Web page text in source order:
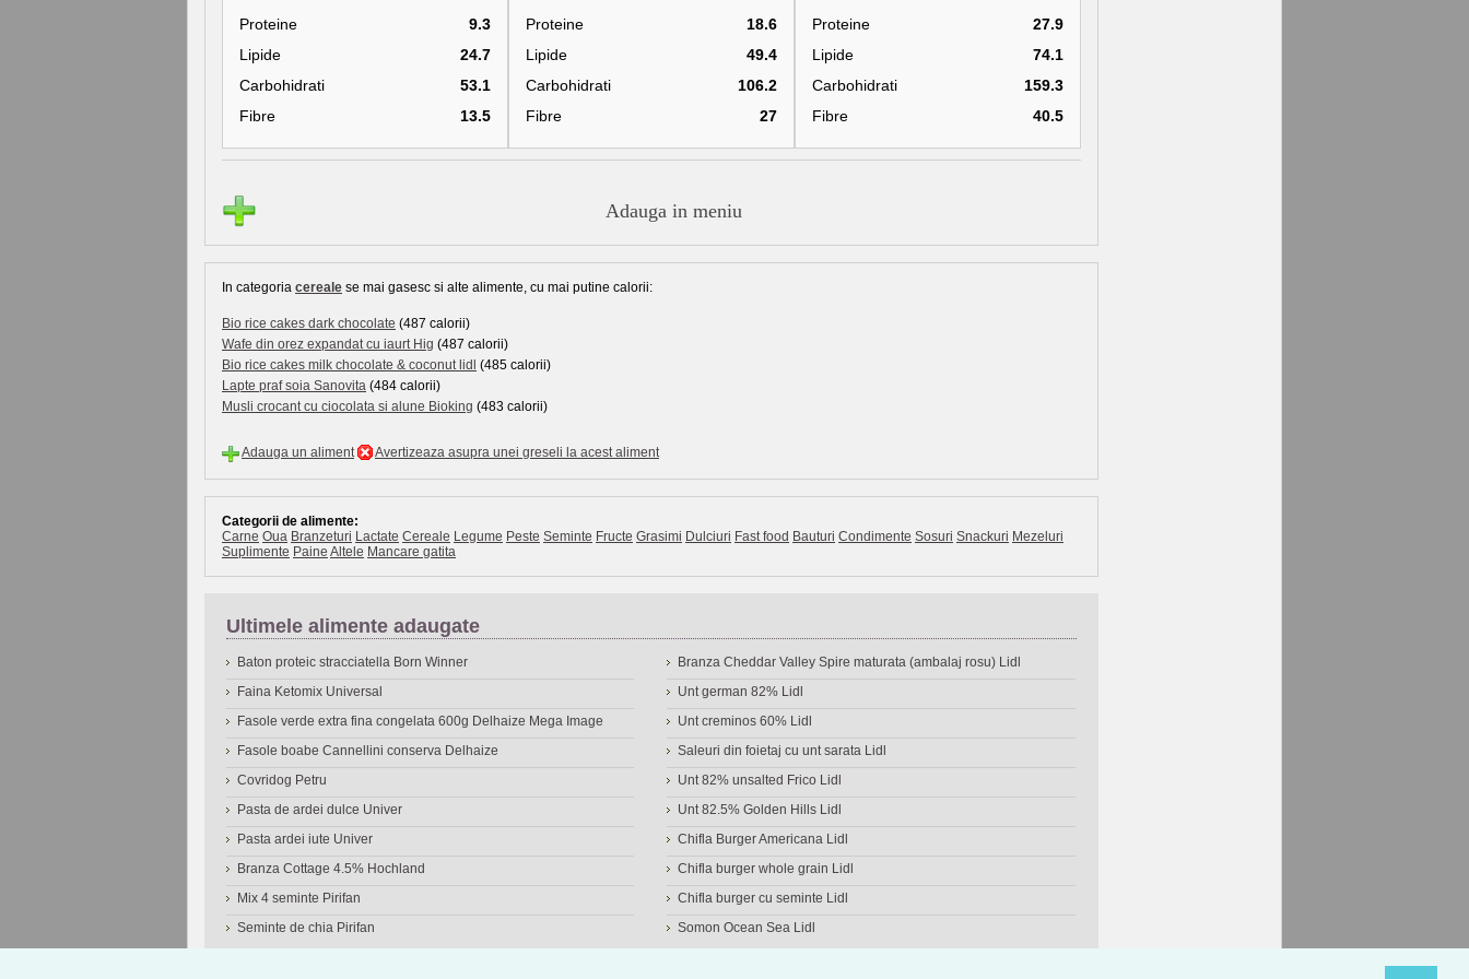
Proteine
9.3
Lipide
24.7
Carbohidrati
53.1
Fibre
13.5
Proteine
18.6
Lipide
49.4
Carbohidrati
106.2
Fibre
27
Proteine
27.9
Lipide
74.1
Carbohidrati
159.3
Fibre
40.5
Adauga in meniu
In categoria cereale se mai gasesc si alte alimente, cu mai putine calorii:
Bio rice cakes dark chocolate (487 calorii)
Wafe din orez expandat cu iaurt Hig (487 calorii)
Bio rice cakes milk chocolate & coconut lidl (485 calorii)
Lapte praf soia Sanovita (484 calorii)
Musli crocant cu ciocolata si alune Bioking (483 calorii)
Adauga un aliment Avertizeaza asupra unei greseli la acest aliment
Categorii de alimente:
Carne Oua Branzeturi Lactate Cereale Legume Peste Seminte Fructe Grasimi Dulciuri Fast food Bauturi Condimente Sosuri Snackuri Mezeluri
Suplimente Paine Altele Mancare gatita
Ultimele alimente adaugate
Baton proteic stracciatella Born Winner
Faina Ketomix Universal
Fasole verde extra fina congelata 600g Delhaize Mega Image
Fasole boabe Cannellini conserva Delhaize
Covridog Petru
Pasta de ardei dulce Univer
Pasta ardei iute Univer
Branza Cottage 4.5% Hochland
Mix 4 seminte Pirifan
Seminte de chia Pirifan
Branza Cheddar Valley Spire maturata (ambalaj rosu) Lidl
Unt german 82% Lidl
Unt creminos 60% Lidl
Saleuri din foietaj cu unt sarata Lidl
Unt 82% unsalted Frico Lidl
Unt 82.5% Golden Hills Lidl
Chifla Burger Americana Lidl
Chifla burger whole grain Lidl
Chifla burger cu seminte Lidl
Somon Ocean Sea Lidl